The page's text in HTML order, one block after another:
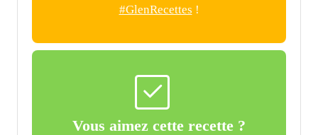
#GlenRecettes !
Vous aimez cette recette ?